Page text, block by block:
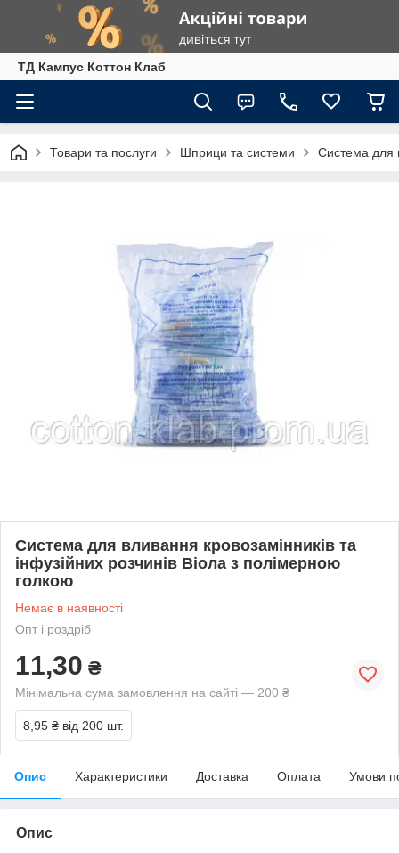
ТД Кампус Коттон Клаб
Товари та послуги Шприци та системи Система для
Система для вливання кровозамінників та
інфузійних розчинів Віола з полімерною
голкою
Немає в наявності
Опт і роздріб
11,30 ₴
Мінімальна сума замовлення на сайті — 200 ₴
8,95 ₴ від 200 шт.
Опис Характеристики Доставка Оплата Умови
Опис